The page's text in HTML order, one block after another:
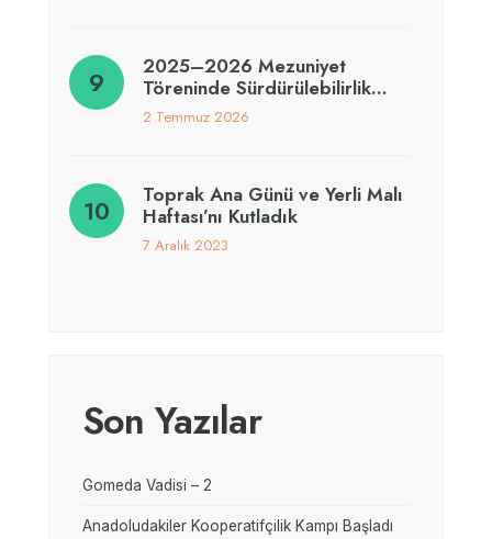
2025–2026 Mezuniyet
Töreninde Sürdürülebilirlik…
2 Temmuz 2026
Toprak Ana Günü ve Yerli Malı
Haftası’nı Kutladık
7 Aralık 2023
Son Yazılar
Gomeda Vadisi – 2
Anadoludakiler Kooperatifçilik Kampı Başladı